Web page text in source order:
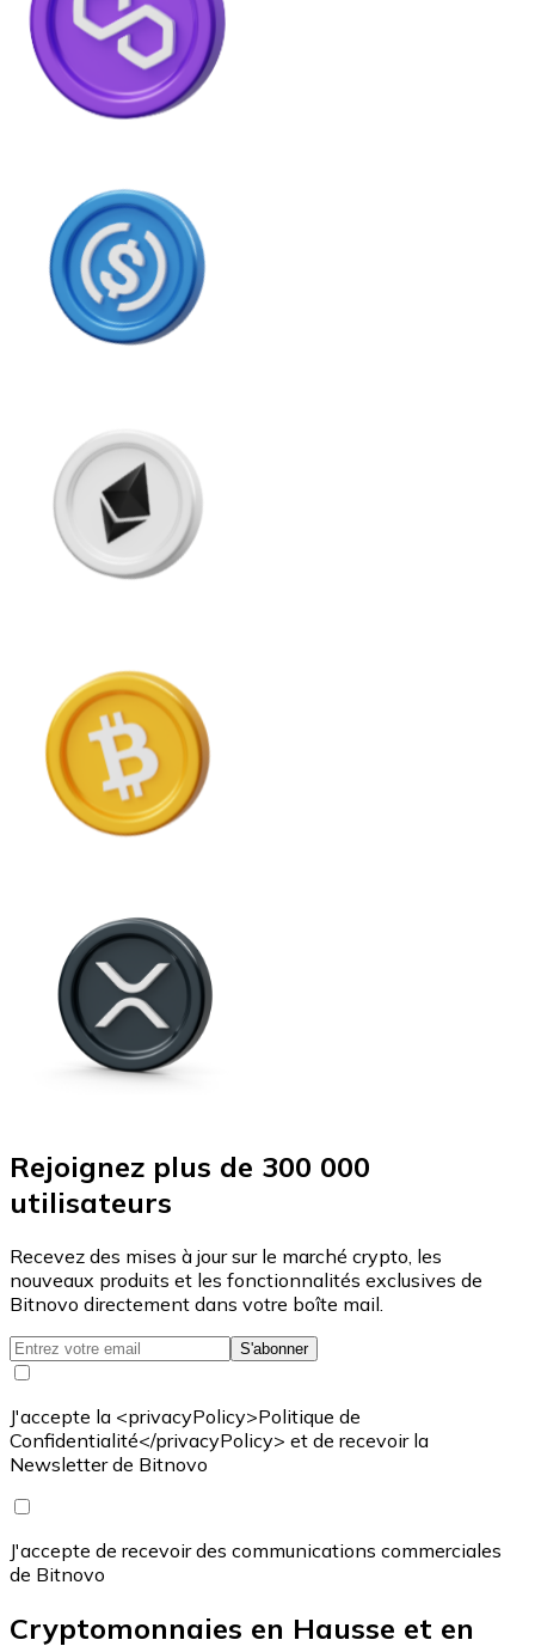
Rejoignez plus de 300 000
utilisateurs
Recevez des mises à jour sur le marché crypto, les
nouveaux produits et les fonctionnalités exclusives de
Bitnovo directement dans votre boîte mail.
S'abonner
J'accepte la <privacyPolicy>Politique de
Confidentialité</privacyPolicy> et de recevoir la
Newsletter de Bitnovo
J'accepte de recevoir des communications commerciales
de Bitnovo
Cryptomonnaies en Hausse et en